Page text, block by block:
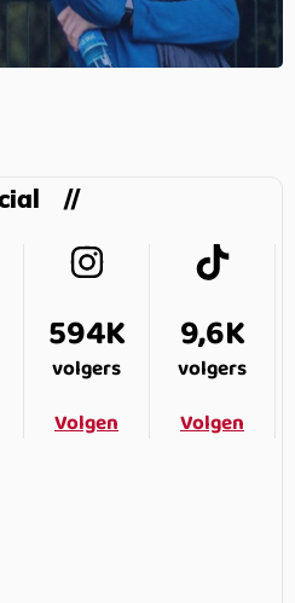
594K
volgers
Volgen
9,6K
volgers
Volgen